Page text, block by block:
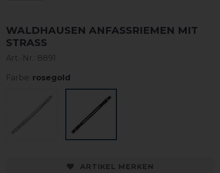
WALDHAUSEN ANFASSRIEMEN MIT
STRASS
Art.-Nr.: 8891
Farbe: rosegold
ARTIKEL MERKEN